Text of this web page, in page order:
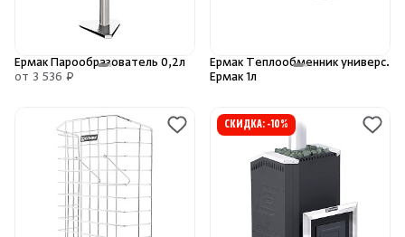
Ермак Парообразователь 0,2л
от 3 536 ₽
Ермак Теплообменник универс.
Ермак 1л
СКИДКА: -10%